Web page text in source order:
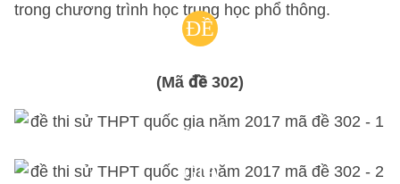
trong chương trình học trung học phổ thông.
ĐỀ
QUỐC
GIA
(Mã đề 302)